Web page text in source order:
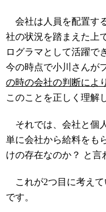
会社は人員を配置す
社の状況を踏まえた上
ログラマとして活躍で
今の時点で小川さんが
の時の会社の判断によ
このことを正しく理解
それでは、会社と個
単に会社から給料をも
けの存在なのか？ と言
これが2つ目に考えて
です。